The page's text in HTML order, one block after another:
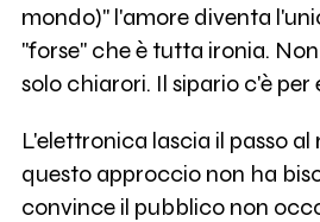
mondo)" l'amore diventa
"forse" che è tutta ironia.
solo chiarori. Il sipario c'è per
L'elettronica lascia il passo
questo approccio non ha
convince il pubblico non